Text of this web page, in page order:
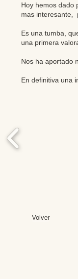
Hoy hemos dado
mas interesante,
Es una tumba,
una primera
Nos ha aportado
En definitiva una
Volver